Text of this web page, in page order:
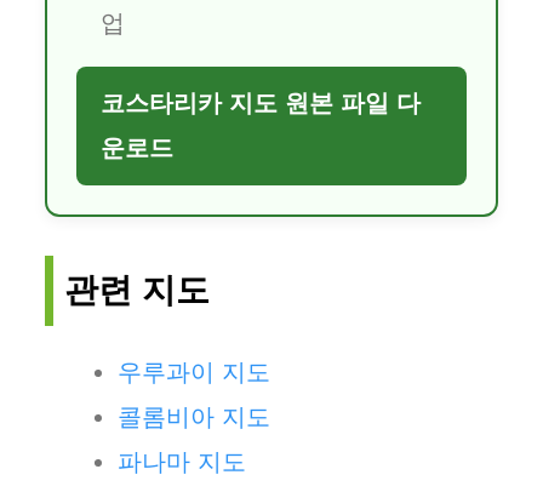
업
코스타리카 지도 원본 파일 다
운로드
관련 지도
우루과이 지도
콜롬비아 지도
파나마 지도